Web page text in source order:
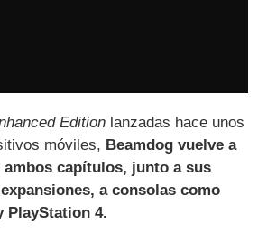
Edition lanzadas hace unos
móviles, Beamdog vuelve a
ambos capítulos, junto a sus
a consolas como
PlayStation 4.